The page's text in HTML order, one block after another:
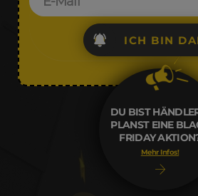
DU BIST
PLANST EINE
FRIDAY
Mehr Infos!
ICH BIN